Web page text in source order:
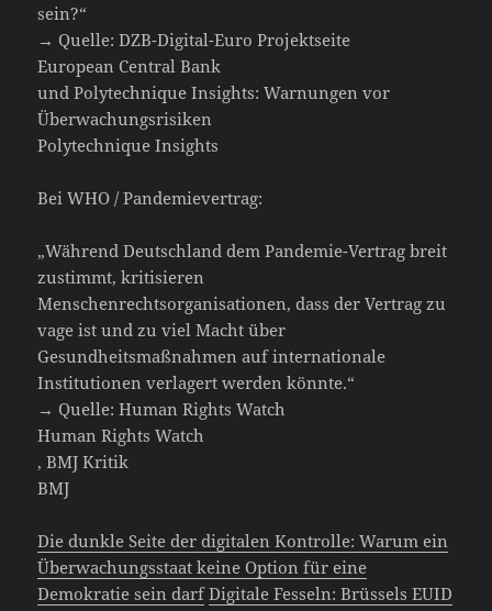
sein?“
→ Quelle: DZB-Digital-Euro Projektseite
European Central Bank
und Polytechnique Insights: Warnungen vor
Überwachungsrisiken
Polytechnique Insights
Bei WHO / Pandemievertrag:
„Während Deutschland dem Pandemie-Vertrag breit
zustimmt, kritisieren
Menschenrechtsorganisationen, dass der Vertrag zu
vage ist und zu viel Macht über
Gesundheitsmaßnahmen auf internationale
Institutionen verlagert werden könnte.“
→ Quelle: Human Rights Watch
Human Rights Watch
, BMJ Kritik
BMJ
Die dunkle Seite der digitalen Kontrolle: Warum ein
Überwachungsstaat keine Option für eine
Demokratie sein darf Digitale Fesseln: Brüssels EUID